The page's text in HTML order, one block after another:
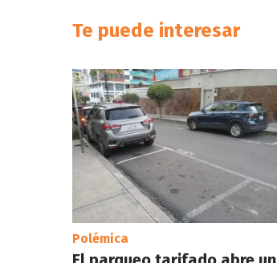
Te puede interesar
Polémica